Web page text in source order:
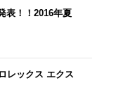
表！！2016年夏
レックス エクス